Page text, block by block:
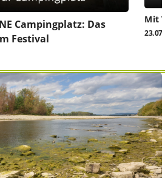
Campingplatz: Das
Festival
Mit